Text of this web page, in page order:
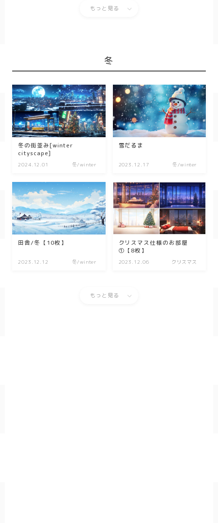
もっと見る
冬
冬の街並み[winter
cityscape]
2024.12.01 冬/winter
雪だるま
2023.12.17 冬/winter
田舎/冬【10枚】
2023.12.12 冬/winter
クリスマス仕様のお部屋
①【8枚】
2023.12.06 クリスマス
もっと見る